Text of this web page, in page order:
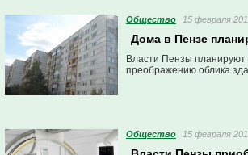
Общество 15 февраля
Дома в Пензе
Власти Пензы планируют
преображению облика
Общество 15 февраля